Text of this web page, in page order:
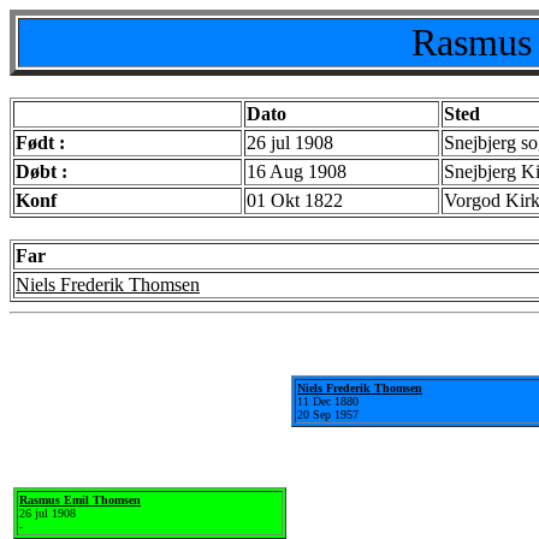
Dato
Sted
Født :
26 jul 1908
Snejbjerg
Døbt :
16 Aug 1908
Snejbjerg
Konf
01 Okt 1822 Vorgod
Far
Niels Frederik Thomsen
Rasmus Emil Thomsen
26 jul 1908
-
Niels Frederik Thomsen
11 Dec 1880
20 Sep 1957